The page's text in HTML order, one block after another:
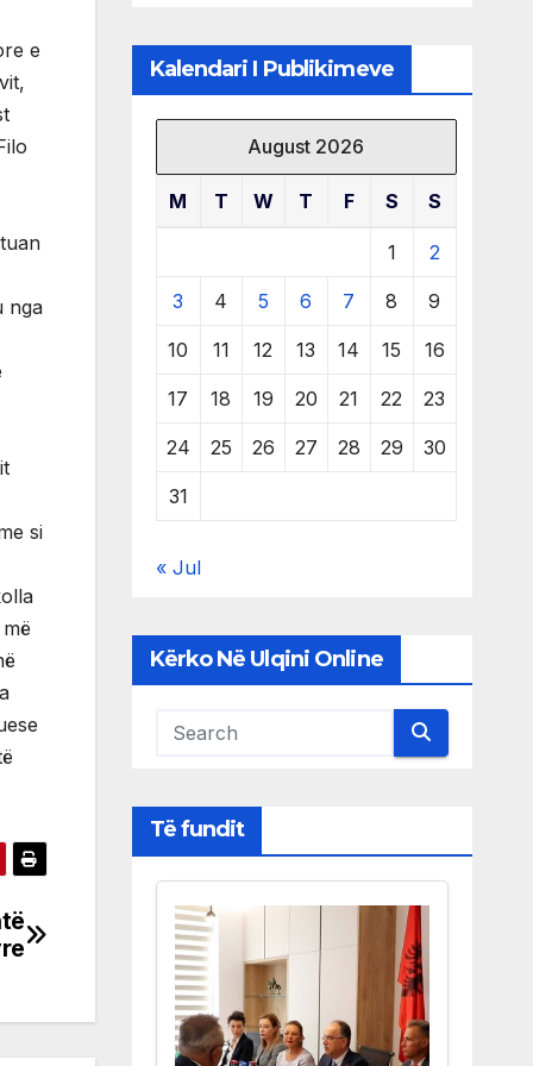
e
nga
si
Kalendari I Publikimeve
August 2026
M T W T F S S
1 2
3 4 5 6 7 8 9
10 11 12 13 14 15 16
17 18 19 20 21 22 23
24 25 26 27 28 29 30
31
« Jul
Kërko Në Ulqini Online
Të fundit